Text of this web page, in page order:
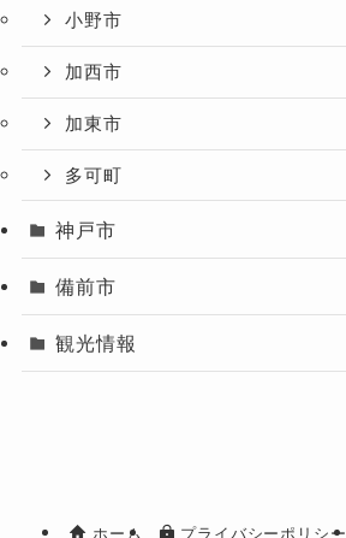
小野市
加西市
加東市
多可町
神戸市
備前市
観光情報
ホーム プライバシーポリシー